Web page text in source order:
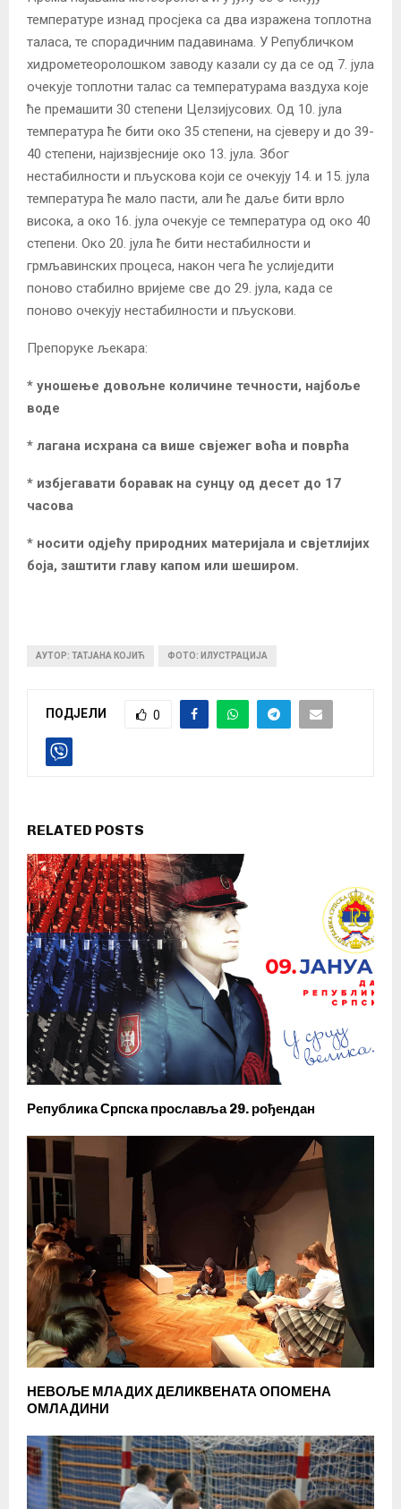
температуре изнад просјека са два изражена топлотна
таласа, те спорадичним падавинама. У Републичком
хидрометеоролошком заводу казали су да се од 7. јула
очекује топлотни талас са температурама ваздуха које
ће премашити 30 степени Целзијусових. Од 10. јула
температура ће бити око 35 степени, на сјеверу и до 39-
40 степени, најизвјесније око 13. јула. Због
нестабилности и пљускова који се очекују 14. и 15. јула
температура ће мало пасти, али ће даље бити врло
висока, а око 16. јула очекује се температура од око 40
степени. Око 20. јула ће бити нестабилности и
грмљавинских процеса, након чега ће услиједити
поново стабилно вријеме све до 29. јула, када се
поново очекују нестабилности и пљускови.
Препоруке љекара:
* уношење довољне количине течности, најбоље
воде
* лагана исхрана са више свјежег воћа и поврћа
* избјегавати боравак на сунцу од десет до 17
часова
* носити одјећу природних материјала и свјетлијих
боја, заштити главу капом или шеширом.
АУТОР: ТАТЈАНА КОЈИЋ ФОТО: ИЛУСТРАЦИЈА
ПОДЈЕЛИ 0
RELATED POSTS
Република Српска прославља 29. рођендан
НЕВОЉЕ МЛАДИХ ДЕЛИКВЕНАТА ОПОМЕНА
ОМЛАДИНИ